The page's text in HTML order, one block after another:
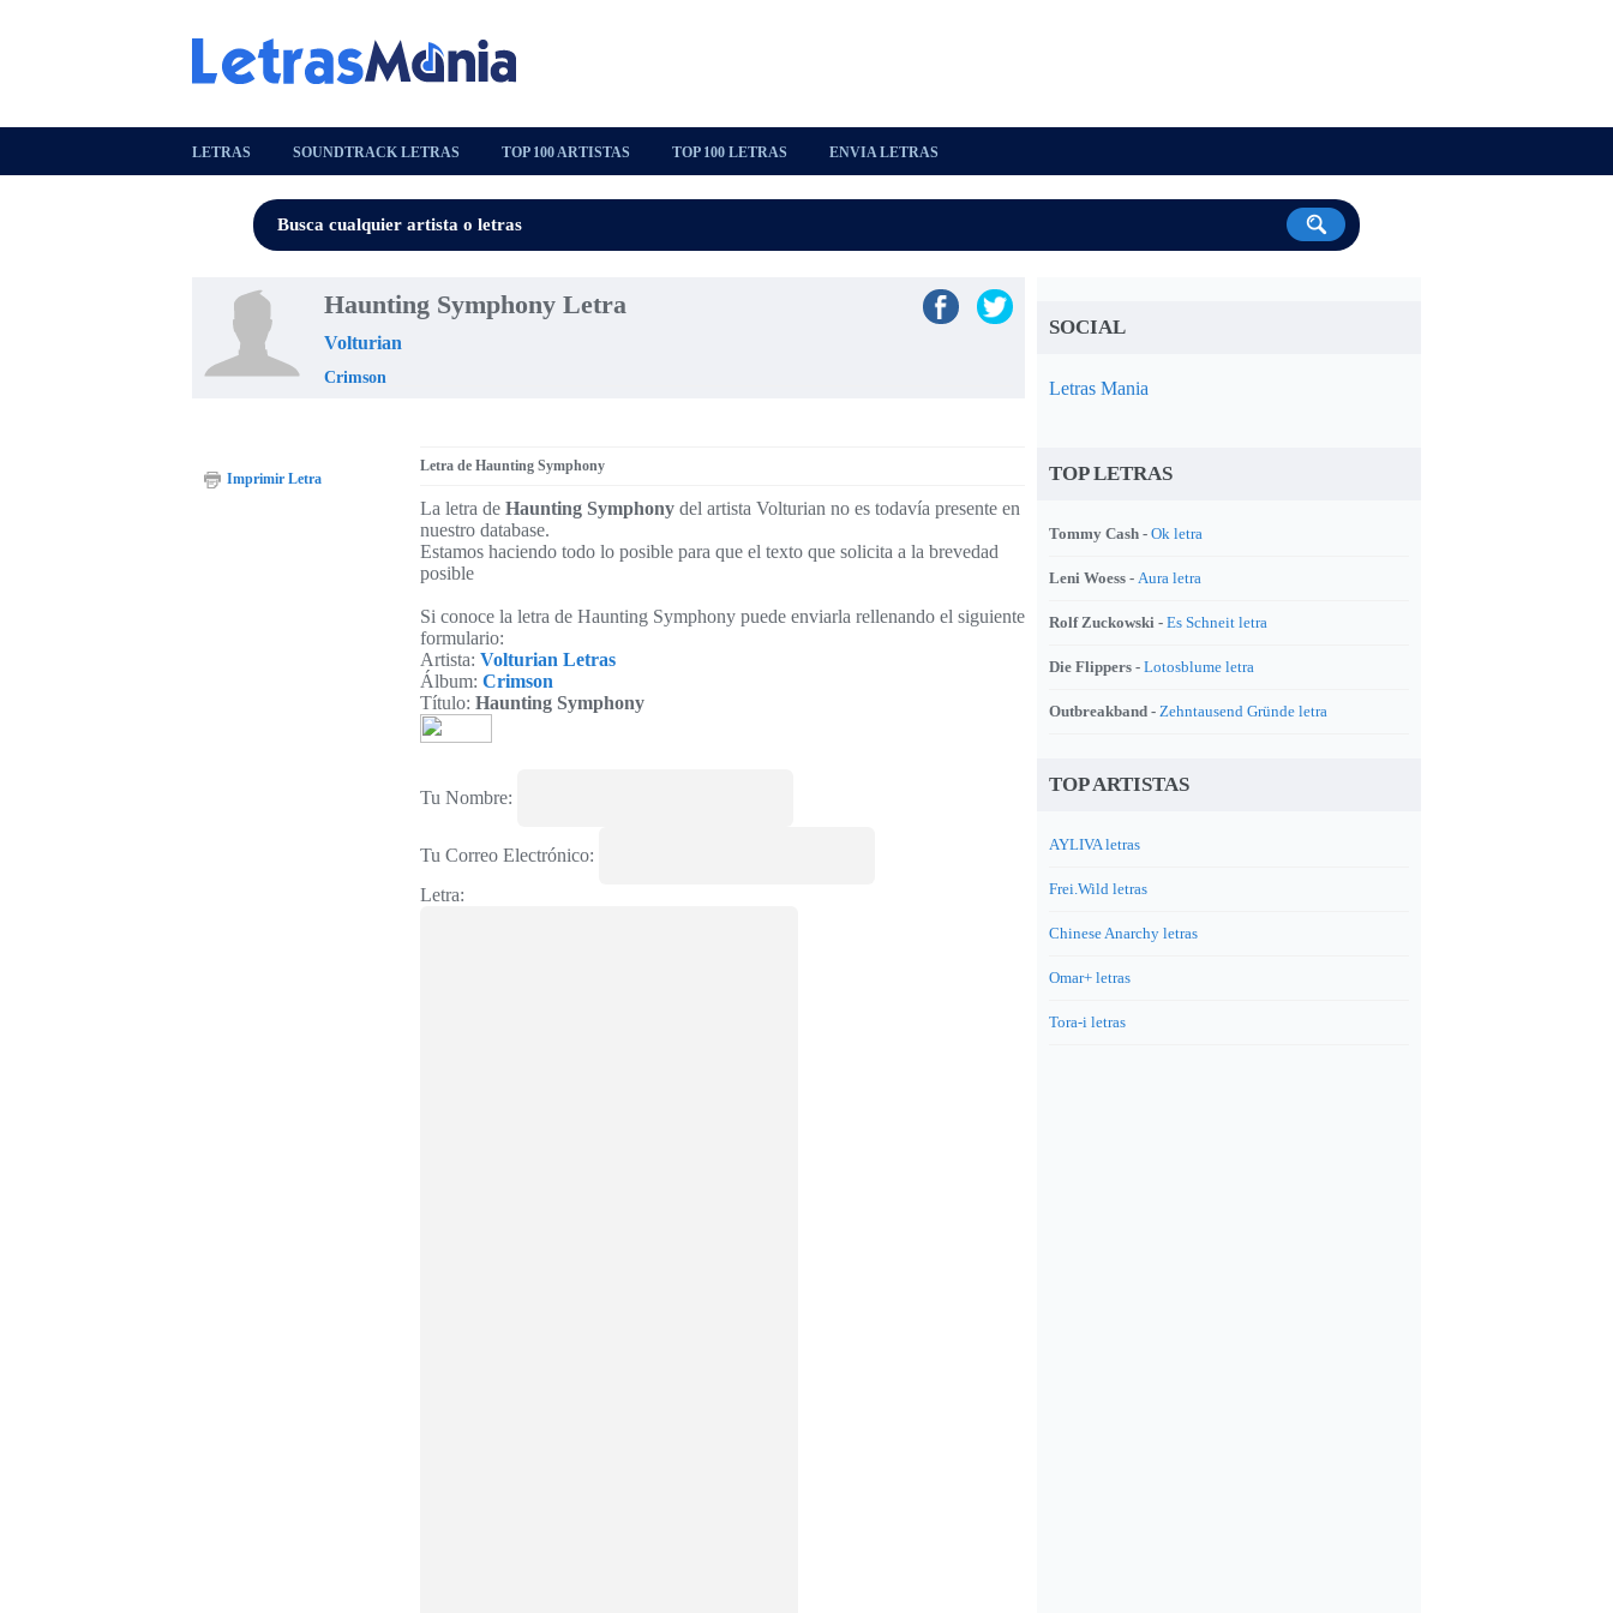
LETRAS SOUNDTRACK LETRAS TOP 100 ARTISTAS TOP 100 LETRAS ENVIA LETRAS
Haunting Symphony Letra
Volturian
Crimson
Letra de Haunting Symphony
La letra de Haunting Symphony del artista Volturian no es todavía presente en
nuestro database.
Estamos haciendo todo lo posible para que el texto que solicita a la brevedad
posible
Si conoce la letra de Haunting Symphony puede enviarla rellenando el siguiente
formulario:
Artista: Volturian Letras
Álbum: Crimson
Título: Haunting Symphony
Tu Nombre:
Tu Correo Electrónico:
Letra:
Imprimir Letra
SOCIAL
Letras Mania
TOP LETRAS
Tommy Cash - Ok letra
Leni Woess - Aura letra
Rolf Zuckowski - Es Schneit letra
Die Flippers - Lotosblume letra
Outbreakband - Zehntausend Gründe letra
TOP ARTISTAS
AYLIVA letras
Frei.Wild letras
Chinese Anarchy letras
Omar+ letras
Tora-i letras